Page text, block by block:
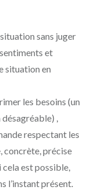
sans juger
et
situation en
les besoins (un
,
respectant les
concrète, précise
est possible,
l’instant présent.